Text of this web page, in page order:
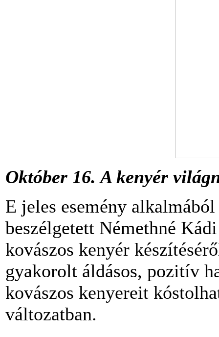
Október 16. A kenyér
E jeles esemény
beszélgetett Némethné
kovászos kenyér
gyakorolt áldásos, pozitív
kovászos kenyereit
változatban.